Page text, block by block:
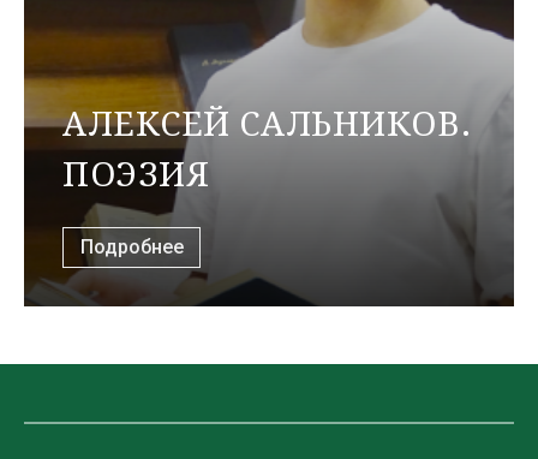
АЛЕКСЕЙ САЛЬНИКОВ.
ПОЭЗИЯ
Подробнее